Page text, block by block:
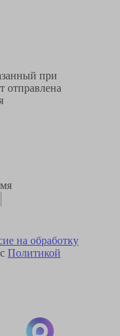
при
отправлена
на обработку
Политикой